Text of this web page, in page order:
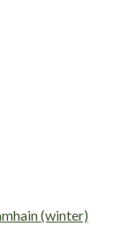
(winter)